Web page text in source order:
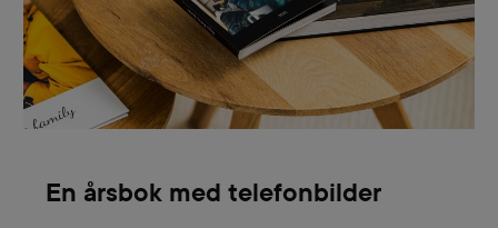
En årsbok med telefonbilder